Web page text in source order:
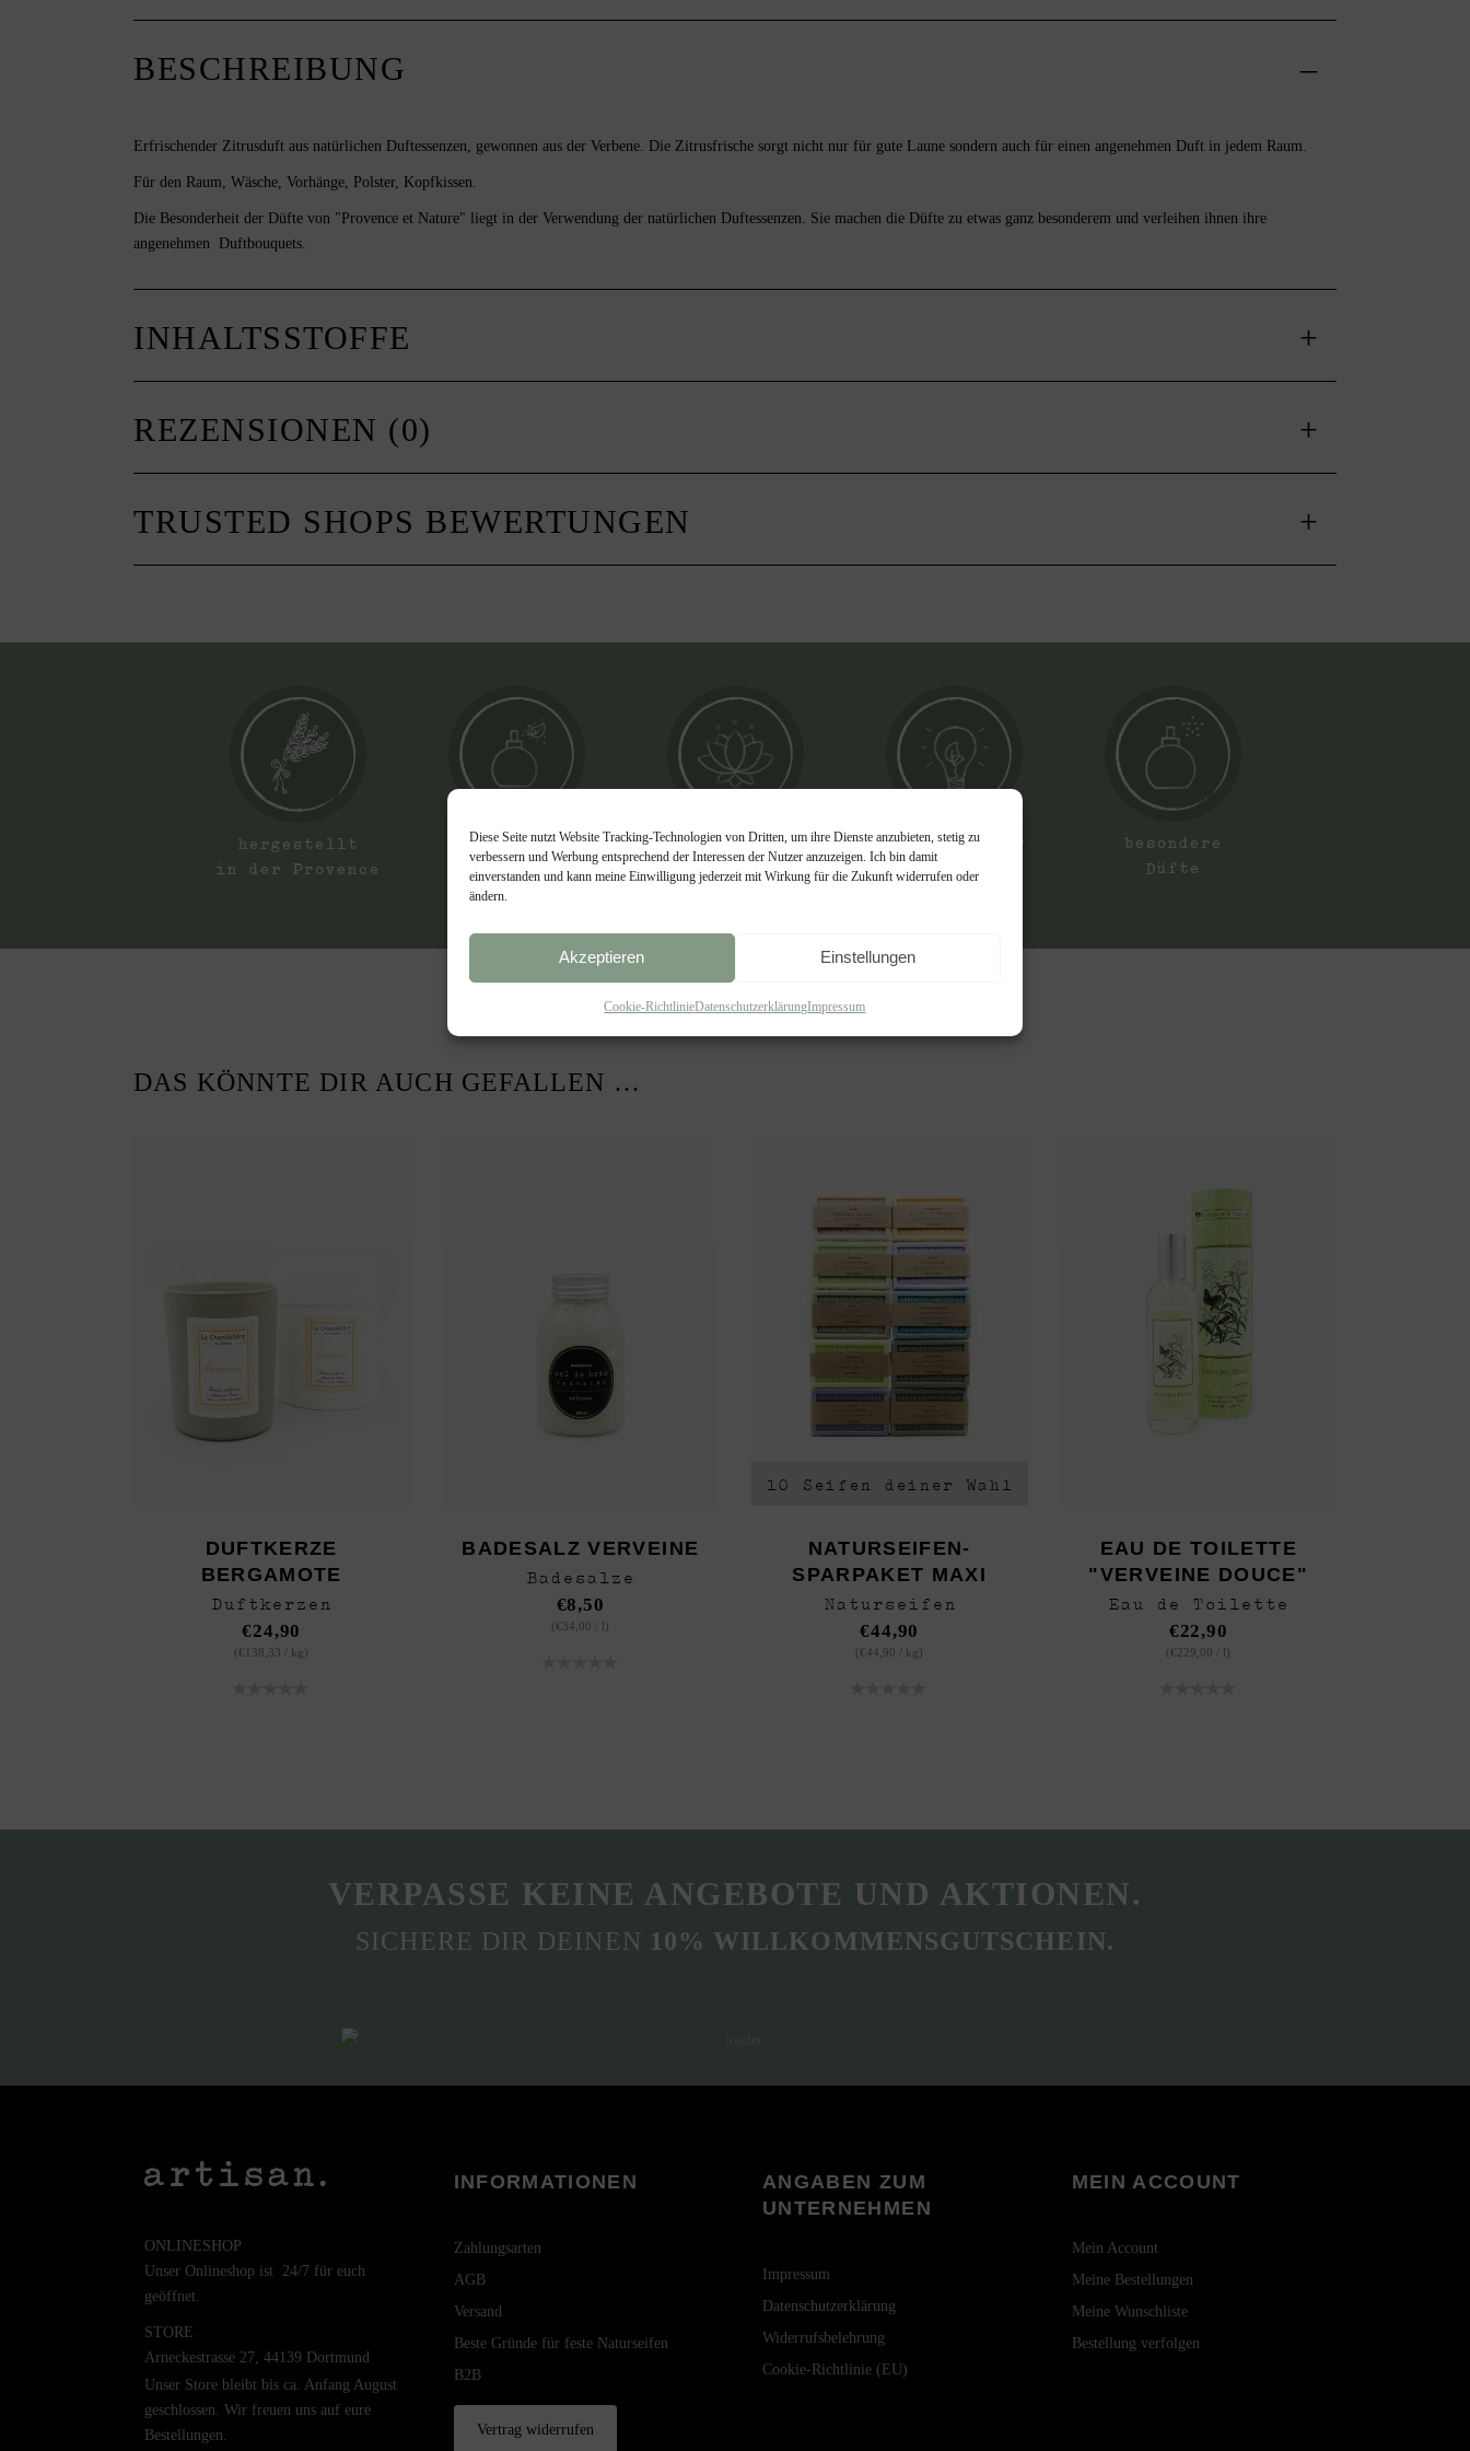
Diese Seite nutzt Website Tracking-Technologien von Dritten, um ihre Dienste anzubieten, stetig zu
verbessern und Werbung entsprechend der Interessen der Nutzer anzuzeigen. Ich bin damit
einverstanden und kann meine Einwilligung jederzeit mit Wirkung für die Zukunft widerrufen oder
ändern.
Akzeptieren Einstellungen
Cookie-RichtlinieDatenschutzerklärungImpressum
BESCHREIBUNG
Erfrischender Zitrusduft aus natürlichen Duftessenzen, gewonnen aus der Verbene. Die Zitrusfrische sorgt nicht nur für gute Laune sondern auch für einen angenehmen Duft in jedem Raum.
Für den Raum, Wäsche, Vorhänge, Polster, Kopfkissen.
Die Besonderheit der Düfte von "Provence et Nature" liegt in der Verwendung der natürlichen Duftessenzen. Sie machen die Düfte zu etwas ganz besonderem und verleihen ihnen ihre
angenehmen Duftbouquets.
INHALTSSTOFFE
REZENSIONEN (0)
TRUSTED SHOPS BEWERTUNGEN
hergestellt
in der Provence
natürliche
Duftstoffe
kann das
Wohlbefinden
von der Natur
inspiriert
besondere
Düfte
DAS KÖNNTE DIR AUCH GEFALLEN …
DUFTKERZE
BERGAMOTE
Duftkerzen
€24,90
( € 138,33 kg )
BADESALZ VERVEINE
Badesalze
€8,50
( €34,00 )
10 Seifen deiner Wahl
NATURSEIFEN-
SPARPAKET MAXI
Naturseifen
€44,90
( €44,90 kg )
EAU DE TOILETTE
"VERVEINE DOUCE"
Eau de Toilette
€22,90
( €229,00 )
VERPASSE KEINE ANGEBOTE UND AKTIONEN.
SICHERE DIR DEINEN 10% WILLKOMMENSGUTSCHEIN.
ONLINESHOP
Unser Onlineshop ist 24/7 für euch
geöffnet.
STORE
Arneckestrasse 27, 44139 Dortmund
Unser Store bleibt bis ca. Anfang August
geschlossen. Wir freuen uns auf eure
Bestellungen.
INFORMATIONEN
Zahlungsarten
AGB
Versand
Beste Gründe für feste Naturseifen
B2B
Vertrag widerrufen
ANGABEN ZUM
UNTERNEHMEN
Impressum
Datenschutzerklärung
Widerrufsbelehrung
Cookie-Richtlinie (EU)
MEIN ACCOUNT
Mein Account
Meine Bestellungen
Meine Wunschliste
Bestellung verfolgen